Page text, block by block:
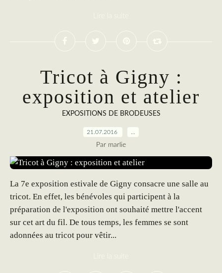
Tricot à Gigny :
exposition et atelier
EXPOSITIONS DE BRODEUSES
21.07.2016
Par marlie
La 7e exposition estivale de Gigny consacre une salle au
tricot. En effet, les bénévoles qui participent à la
préparation de l'exposition ont souhaité mettre l'accent
sur cet art du fil. De tous temps, les femmes se sont
adonnées au tricot pour vêtir...